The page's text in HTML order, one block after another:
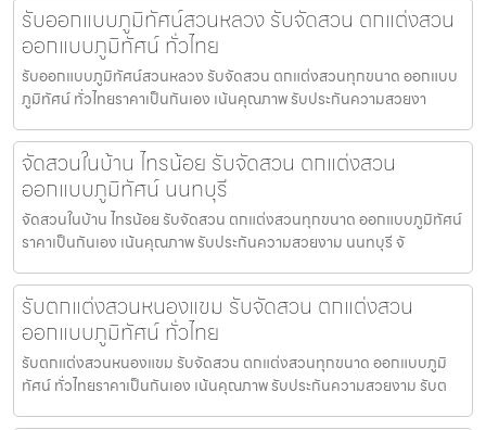
รับออกแบบภูมิทัศน์สวนหลวง รับจัดสวน ตกแต่งสวน
ออกแบบภูมิทัศน์ ทั่วไทย
รับออกแบบภูมิทัศน์สวนหลวง รับจัดสวน ตกแต่งสวนทุกขนาด ออกแบบ
ภูมิทัศน์ ทั่วไทยราคาเป็นกันเอง เน้นคุณภาพ รับประกันความสวยงา
จัดสวนในบ้าน ไทรน้อย รับจัดสวน ตกแต่งสวน
ออกแบบภูมิทัศน์ นนทบุรี
จัดสวนในบ้าน ไทรน้อย รับจัดสวน ตกแต่งสวนทุกขนาด ออกแบบภูมิทัศน์
ราคาเป็นกันเอง เน้นคุณภาพ รับประกันความสวยงาม นนทบุรี จั
รับตกแต่งสวนหนองแขม รับจัดสวน ตกแต่งสวน
ออกแบบภูมิทัศน์ ทั่วไทย
รับตกแต่งสวนหนองแขม รับจัดสวน ตกแต่งสวนทุกขนาด ออกแบบภูมิ
ทัศน์ ทั่วไทยราคาเป็นกันเอง เน้นคุณภาพ รับประกันความสวยงาม รับต